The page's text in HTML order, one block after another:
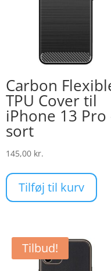
Carbon
TPU Cover til
iPhone 13 Pro
sort
145,00 kr.
Tilføj til kurv
Tilbud!